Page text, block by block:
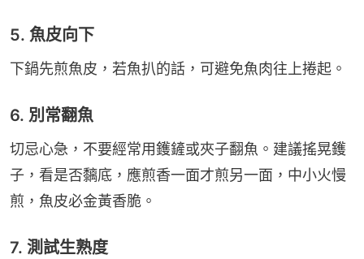
5. 魚皮向下
下鍋先煎魚皮，若魚扒的話，可避免魚肉往上捲起。
6. 別常翻魚
切忌心急，不要經常用鑊鏟或夾子翻魚。建議搖晃鑊
子，看是否黐底，應煎香一面才煎另一面，中小火慢
煎，魚皮必金黃香脆。
7. 測試生熟度